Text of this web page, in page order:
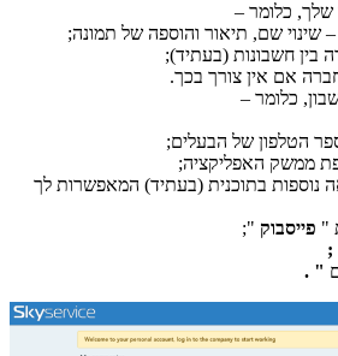
שלך, כלומר –
שינוי שם, תיאור והוספה של תמונה;
בין חשבונות (בעתיד);
אם אין צורך בכך.
כלומר –
הטלפון של הבעלים;
ממשק האפליקציה;
נוספות בתוכנית (בעתיד) המאפשרות לך
" פייסבוק ";
" .